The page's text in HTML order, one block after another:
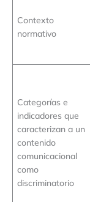
Contexto
normativo
Categorías e
indicadores que
caracterizan a un
contenido
comunicacional
como
discriminatorio